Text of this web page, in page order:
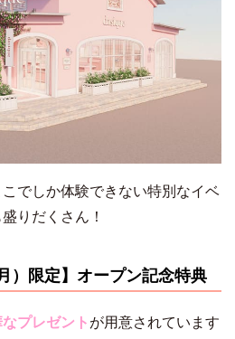
でしか体験できない特別なイベ
りだくさん！
）限定】オープン記念特典
プレゼント が用意されています